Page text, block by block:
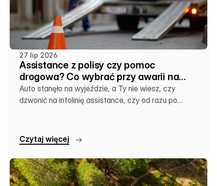
27 lip 2026
Assistance z polisy czy pomoc
drogowa? Co wybrać przy awarii na
wakacjach
Auto stanęło na wyjeździe, a Ty nie wiesz, czy
dzwonić na infolinię assistance, czy od razu po
Czytaj więcej